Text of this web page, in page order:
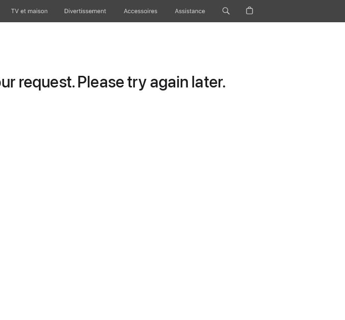
TV et maison Divertissement Accessoires Assistance
request. Please try again later.